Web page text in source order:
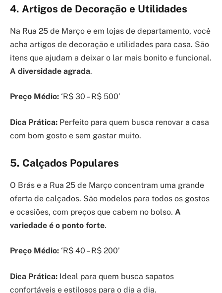
4. Artigos de Decoração e Utilidades
Na Rua 25 de Março e em lojas de departamento, você
acha artigos de decoração e utilidades para casa. São
itens que ajudam a deixar o lar mais bonito e funcional.
A diversidade agrada.
Preço Médio: ‘R$ 30 – R$ 500’
Dica Prática: Perfeito para quem busca renovar a casa
com bom gosto e sem gastar muito.
5. Calçados Populares
O Brás e a Rua 25 de Março concentram uma grande
oferta de calçados. São modelos para todos os gostos
e ocasiões, com preços que cabem no bolso. A
variedade é o ponto forte.
Preço Médio: ‘R$ 40 – R$ 200’
Dica Prática: Ideal para quem busca sapatos
confortáveis e estilosos para o dia a dia.